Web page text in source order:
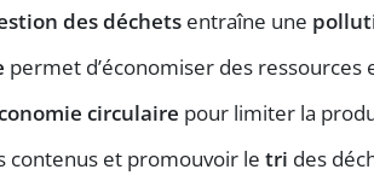
des déchets entraîne une
permet d’économiser des ressources
circulaire pour limiter la
contenus et promouvoir le tri des